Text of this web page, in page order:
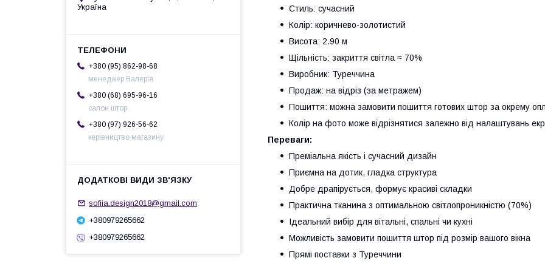
Стиль: сучасний
Колір: коричнево-золотистий
Висота: 2.90 м
Щільність: закриття світла ≈ 70%
Виробник: Туреччина
Продаж: на відріз (за метражем)
Пошиття: можна замовити пошиття готових штор за окрему
Колір на фото може відрізнятися залежно від налаштувань
Переваги:
Преміальна якість і сучасний дизайн
Приємна на дотик, гладка структура
Добре драпірується, формує красиві складки
Практична тканина з оптимальною світлопроникністю (70%)
Ідеальний вибір для вітальні, спальні чи кухні
Можливість замовити пошиття штор під розмір вашого вікна
Прямі поставки з Туреччини
Україна
+380 (95) 862-98-68
менеджер Валерія
+380 (68) 695-96-16
салон штор
+380 (97) 926-56-62
керівництво магазину
sofiia.design2018@gmail.com
+380979265662
+380979265662